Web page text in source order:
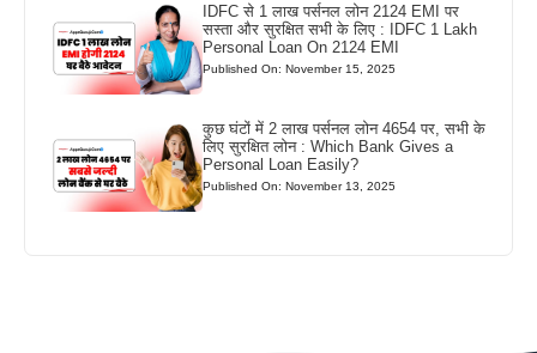
IDFC से 1 लाख पर्सनल लोन 2124 EMI पर
सस्ता और सुरक्षित सभी के लिए : IDFC 1 Lakh
Personal Loan On 2124 EMI
Published On: November 15, 2025
कुछ घंटों में 2 लाख पर्सनल लोन 4654 पर, सभी के
लिए सुरक्षित लोन : Which Bank Gives a
Personal Loan Easily?
Published On: November 13, 2025